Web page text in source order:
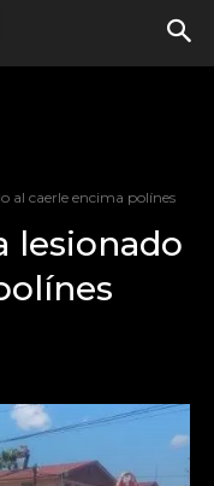
al caerle encima polínes
lesionado